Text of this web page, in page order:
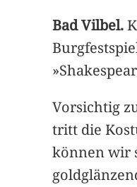
Bad Vilbel.
Vorsichtig
tritt die
können wir